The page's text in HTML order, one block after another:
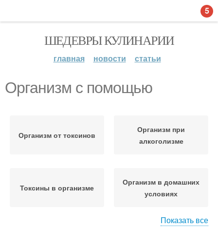
ШЕДЕВРЫ КУЛИНАРИИ
главная новости статьи
Организм с помощью
Организм от токсинов
Организм при
алкоголизме
Токсины в организме
Организм в домашних
условиях
Показать все
5